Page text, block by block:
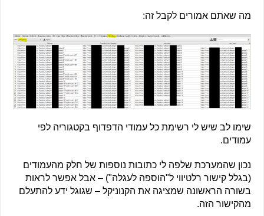
מה שאתם אמורים לקבל זה:
שימו לב שיש לי רשימת כל עמודי הדפדוף בקטגוריה לפי
עמודים.
נכון שהמערכת שלפה לי כתובות נוספות של חלק מהעמודים
(בגלל קישור רלטיווי ל"הוספה לעגלה") – אבל אפשר לראות
בשורה הראשונה שמציגה את הקנוניקל – שגוגל ידע להתעלם
מהקישור הזה.